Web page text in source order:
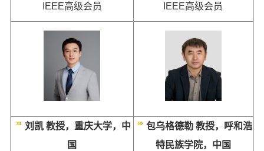
IEEE高级会员
IEEE高级会员
刘凯 教授，重庆大学，中
国
包乌格德勒 教授，呼和浩
特民族学院，中国